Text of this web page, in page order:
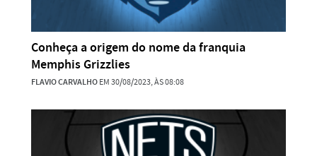
Conheça a origem do nome da franquia
Memphis Grizzlies
FLAVIO CARVALHOEM 30/08/2023, ÀS 08:08